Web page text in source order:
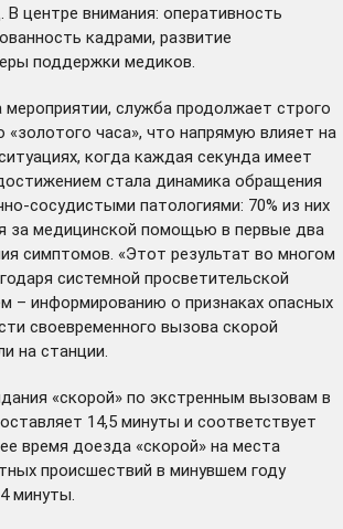
В центре внимания: оперативность
кадрами, развитие
поддержки медиков.
мероприятии, служба продолжает строго
часа», что напрямую влияет на
когда каждая секунда имеет
стала динамика обращения
патологиями: 70% из них
за медицинской помощью в первые два
симптомов. «Этот результат во многом
системной просветительской
– информированию о признаках опасных
своевременного вызова скорой
на станции.
«скорой» по экстренным вызовам в
14,5 минуты и соответствует
время доезда «скорой» на места
происшествий в минувшем году
минуты.